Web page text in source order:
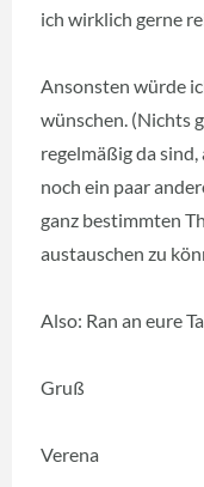
ich wirklich gerne
Ansonsten würde
wünschen. (Nichts
regelmäßig da
noch ein paar
ganz bestimmten
austauschen zu
Also: Ran an eure
Gruß
Verena